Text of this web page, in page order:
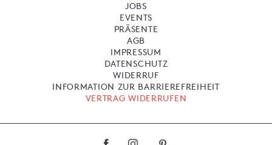
JOBS
EVENTS
PRÄSENTE
AGB
IMPRESSUM
DATENSCHUTZ
WIDERRUF
INFORMATION ZUR BARRIEREFREIHEIT
VERTRAG WIDERRUFEN